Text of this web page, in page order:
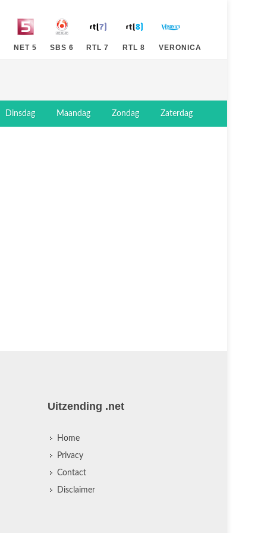
NET 5 SBS 6 RTL 7 RTL 8 VERONICA
Dinsdag Maandag Zondag Zaterdag
Uitzending .net
Home
Privacy
Contact
Disclaimer